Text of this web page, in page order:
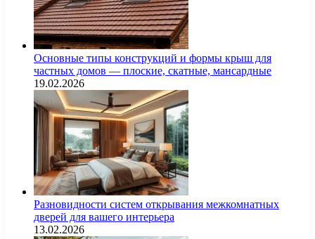
Основные типы конструкций и формы крыш для
частных домов — плоские, скатные, мансардные
19.02.2026
Разновидности систем открывания межкомнатных
дверей для вашего интерьера
13.02.2026